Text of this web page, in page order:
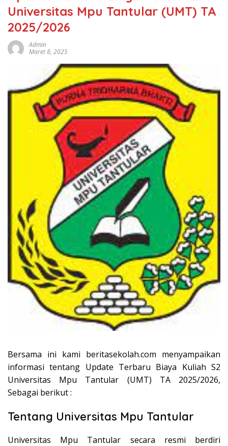
Universitas Mpu Tantular (UMT) TA
2025/2026
Admin
Maret 8, 2025
Bersama ini kami beritasekolah.com menyampaikan
informasi tentang Update Terbaru Biaya Kuliah S2
Universitas Mpu Tantular (UMT) TA 2025/2026,
Sebagai berikut :
Tentang Universitas Mpu Tantular
Universitas Mpu Tantular secara resmi berdiri